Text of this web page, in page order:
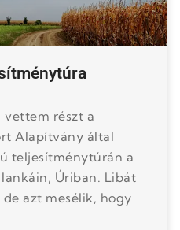
vettem részt a
Alapítvány által
teljesítménytúrán a
Úriban. Libát
azt mesélik, hogy